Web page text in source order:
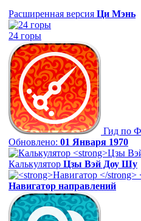
Расширенная версия Ци Мэнь
24 горы
Гид по
Обновлено: 01 Января 1970
Калькулятор Цзы Вэй Доу Шу
Навигатор направлений